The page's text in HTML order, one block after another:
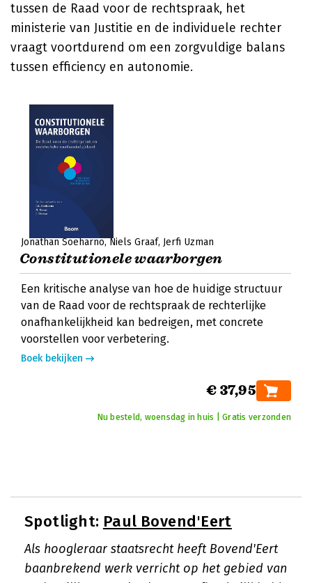
tussen de Raad voor de rechtspraak, het
ministerie van Justitie en de individuele rechter
vraagt voortdurend om een zorgvuldige balans
tussen efficiency en autonomie.
Jonathan Soeharno Niels Graaf Jerfi Uzman
Constitutionele waarborgen
Een kritische analyse van hoe de huidige structuur
van de Raad voor de rechtspraak de rechterlijke
onafhankelijkheid kan bedreigen, met concrete
voorstellen voor verbetering.
Boek bekijken
€ 37,95
Nu besteld, woensdag in huis | Gratis verzonden
Spotlight: Paul Bovend'Eert
Als hoogleraar staatsrecht heeft Bovend'Eert
baanbrekend werk verricht op het gebied van